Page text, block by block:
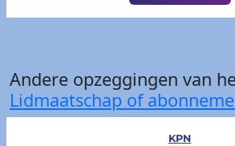
Andere opzeggingen van
Lidmaatschap of
KPN